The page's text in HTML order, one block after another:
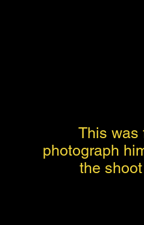
This was
photograph
the